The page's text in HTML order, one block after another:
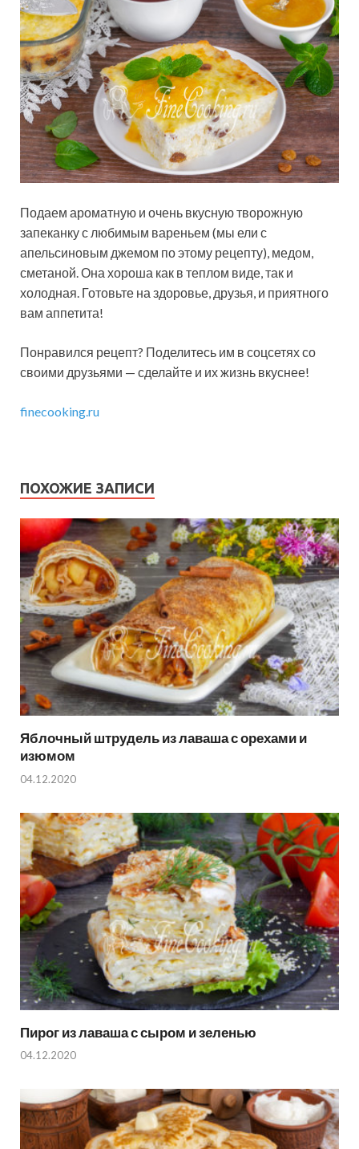
Подаем ароматную и очень вкусную творожную
запеканку с любимым вареньем (мы ели с
апельсиновым джемом по этому рецепту), медом,
сметаной. Она хороша как в теплом виде, так и
холодная. Готовьте на здоровье, друзья, и приятного
вам аппетита!
Понравился рецепт? Поделитесь им в соцсетях со
своими друзьями — сделайте и их жизнь вкуснее!
finecooking.ru
ПОХОЖИЕ ЗАПИСИ
Яблочный штрудель из лаваша с орехами и
изюмом
04.12.2020
Пирог из лаваша с сыром и зеленью
04.12.2020